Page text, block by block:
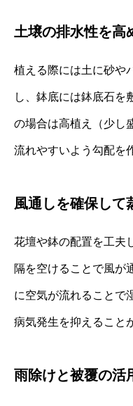
土壌の排水性を高
植える際には土に砂や
し、鉢底には鉢底石を
の場合は高植え（少し
流れやすいよう勾配を
風通しを確保して
花壇や鉢の配置を工夫
隔を空けることで風が
に空気が流れることで
病気発生を抑えること
雨除けと被覆の活